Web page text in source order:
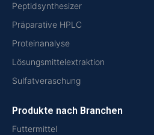
Peptidsynthesizer
Präparative HPLC
Proteinanalyse
Lösungsmittelextraktion
Sulfatveraschung
Produkte nach Branchen
Futtermittel